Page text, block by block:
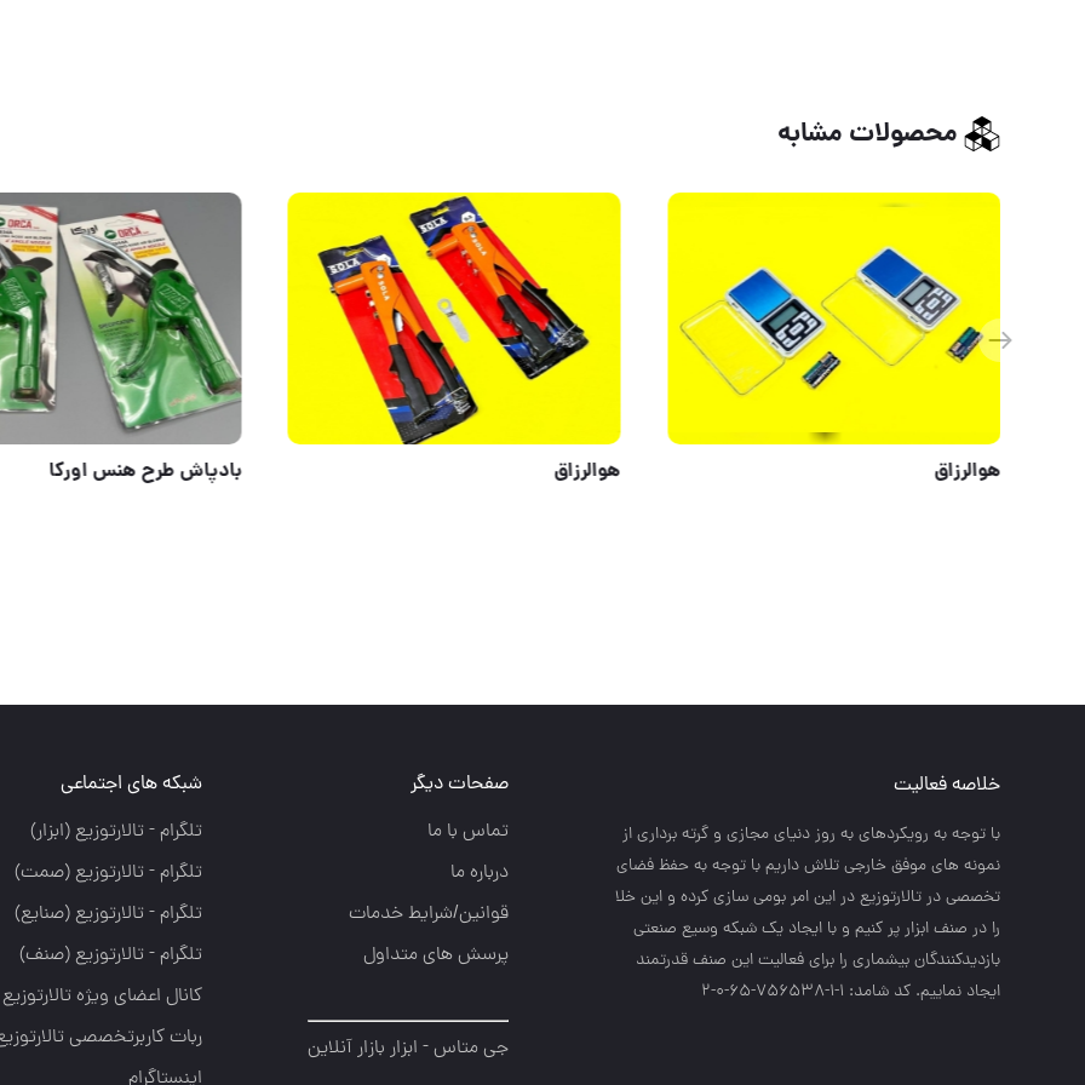
محصولات مشابه
هوالرزاق هوالرزاق
خلاصه فعالیت
با توجه به رويكردهاي به روز دنياي مجازي و گرته برداري از
نمونه هاي موفق خارجي تلاش داريم با توجه به حفظ فضاي
تخصصي در تالارتوزيع در اين امر بومي سازي كرده و اين خلا
را در صنف ابزار پر كنيم و با ايجاد يك شبكه وسيع صنعتي
بازديدكنندگان بيشماري را براي فعاليت اين صنف قدرتمند
ايجاد نماييم. کد شامد: 1-1-756538-65-0-2
صفحات دیگر
تماس با ما
درباره ما
قوانین/شرایط خدمات
پرسش های متداول
جی متاس - ابزار بازار آنلاین
شبکه های اجتماعی
تلگرام - تالارتوزيع (ابزار)
تلگرام - تالارتوزيع (صمت)
تلگرام - تالارتوزيع (صنايع)
تلگرام - تالارتوزیع (صنف)
کانال اعضای ویژه تالارتوزیع
ربات کاربرتخصصی